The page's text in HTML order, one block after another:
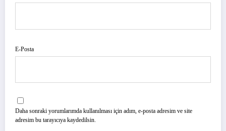
E-Posta
Daha sonraki yorumlarımda kullanılması için adım, e-posta adresim ve site
adresim bu tarayıcıya kaydedilsin.